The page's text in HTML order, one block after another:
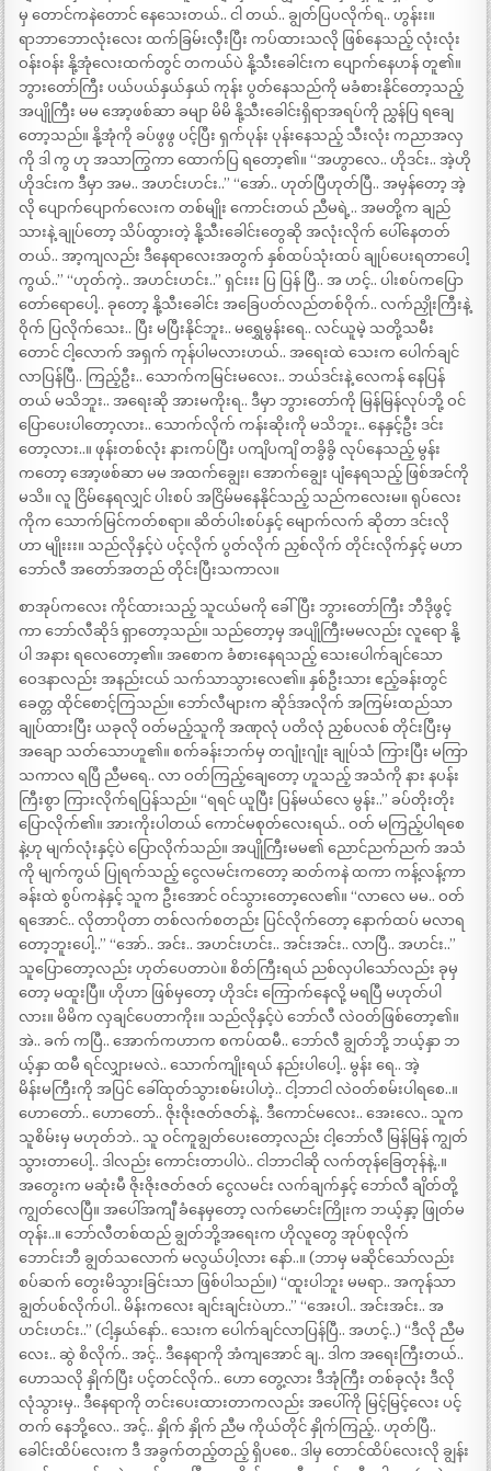
မှ တောင်ကနဲတောင် နေသေးတယ်.. ငါ တယ်.. ချွတ်ပြပလိုက်ရ.. ဟွန်းး။
ရာဘာဘောလုံးလေး ထက်ခြမ်းလှီးပြီး ကပ်ထားသလို ဖြစ်နေသည့် လုံးလုံး
ဝန်းဝန်း နို့အုံလေးထက်တွင် တကယ်ပဲ နို့သီးခေါင်းက ပျောက်နေဟန် တူ၏။
ဘွားတော်ကြီး ပယ်ပယ်နှယ်နှယ် ကုန်း ပွတ်နေသည်ကို မခံစားနိုင်တော့သည့်
အပျိုကြီး မမ အော့ဖစ်ဆာ ခမျာ မိမိ နို့သီးခေါင်းရှိရာအရပ်ကို ညွှန်ပြ ရချေ
တော့သည်။ နို့အုံကို ခပ်ဖွဖွ ပင့်ပြီး ရှက်ပုန်း ပုန်းနေသည့် သီးလုံး ကညာအလှ
ကို ဒါ ကွ ဟု အသာကြွကာ ထောက်ပြ ရတော့၏။ “အဟွာလေ.. ဟိုဒင်း.. အဲ့ဟို
ဟိုဒင်းက ဒီမှာ အမ.. အဟင်းဟင်း..” “အော်.. ဟုတ်ပြီဟုတ်ပြီ.. အမှန်တော့ အဲ့
လို ပျောက်ပျောက်လေးက တစ်မျိုး ကောင်းတယ် ညီမရဲ့.. အမတို့က ချည်
သားနဲ့ ချုပ်တော့ သိပ်ထွားတဲ့ နို့သီးခေါင်းတွေဆို အလုံးလိုက် ပေါ်နေတတ်
တယ်.. အာ့ကျလည်း ဒီနေရာလေးအတွက် နှစ်ထပ်သုံးထပ် ချုပ်ပေးရတာပေါ့
ကွယ်..” “ဟုတ်ကဲ့.. အဟင်းဟင်း..” ရှင်းးး ပြ ပြန် ပြီ.. အ ဟင့်.. ပါးစပ်ကပြော
တော်ရောပေါ့.. ခုတော့ နို့သီးခေါင်း အခြေပတ်လည်တစ်ဝိုက်.. လက်ညှိုးကြီးနဲ့
ဝိုက် ပြလိုက်သေး.. ပြီး မပြီးနိုင်ဘူး.. မရွှေမွန်းရေ.. လင်ယူမဲ့ သတို့သမီး
တောင် ငါ့လောက် အရှက် ကုန်ပါမလားဟယ်.. အရေးထဲ သေးက ပေါက်ချင်
လာပြန်ပြီ.. ကြည့်ဦး.. သောက်ကမြင်းမလေး.. ဘယ်ဒင်းနဲ့ လေကန် နေပြန်
တယ် မသိဘူး.. အရေးဆို အားမကိုးရ.. ဒီမှာ ဘွားတော်ကို မြန်မြန်လုပ်ဘို့ ဝင်
ပြောပေးပါတော့လား.. သောက်လိုက် ကန်းဆိုးကို မသိဘူး.. နေနှင့်ဦး ဒင်း
တော့လား..။ ဖုန်းတစ်လုံး နားကပ်ပြီး ပကျိပကျိ တခွိခွိ လုပ်နေသည့် မွန်း
ကတော့ အော့ဖစ်ဆာ မမ အထက်ချွေး၊ အောက်ချွေး ပျံနေရသည့် ဖြစ်အင်ကို
မသိ။ လူ ငြိမ်နေရလျှင် ပါးစပ် အငြိမ်မနေနိုင်သည့် သည်ကလေးမ။ ရုပ်လေး
ကိုက သောက်မြင်ကတ်စရာ။ ဆိတ်ပါးစပ်နှင့် မျောက်လက် ဆိုတာ ဒင်းလို
ဟာ မျိုးးး။ သည်လိုနှင့်ပဲ ပင့်လိုက် ပွတ်လိုက် ညှစ်လိုက် တိုင်းလိုက်နှင့် မဟာ
ဘော်လီ အတော်အတည် တိုင်းပြီးသကာလ။
စာအုပ်ကလေး ကိုင်ထားသည့် သူငယ်မကို ခေါ်ပြီး ဘွားတော်ကြီး ဘီဒိုဖွင့်
ကာ ဘော်လီဆိုဒ် ရှာတော့သည်။ သည်တော့မှ အပျိုကြီးမမလည်း လူရော နို့
ပါ အနား ရလေတော့၏။ အစောက ခံစားနေရသည့် သေးပေါက်ချင်သော
ဝေဒနာလည်း အနည်းငယ် သက်သာသွားလေ၏။ နှစ်ဦးသား ဧည့်ခန်းတွင်
ခေတ္တ ထိုင်စောင့်ကြသည်။ ဘော်လီများက ဆိုဒ်အလိုက် အကြမ်းထည်သာ
ချုပ်ထားပြီး ယခုလို ဝတ်မည့်သူကို အဏုလုံ ပတိလုံ ညှစ်ပလစ် တိုင်းပြီးမှ
အချော သတ်သောဟူ၏။ စက်ခန်းဘက်မှ တဂျုံးဂျုံး ချုပ်သံ ကြားပြီး မကြာ
သကာလ ရပြီ ညီမရေ.. လာ ဝတ်ကြည့်ချေတော့ ဟူသည့် အသံကို နား နပန်း
ကြီးစွာ ကြားလိုက်ရပြန်သည်။ “ရရင် ယူပြီး ပြန်မယ်လေ မွန်း..” ခပ်တိုးတိုး
ပြောလိုက်၏။ အားကိုးပါတယ် ကောင်မစုတ်လေးရယ်.. ဝတ် မကြည့်ပါရစေ
နဲ့ဟု မျက်လုံးနှင့်ပဲ ပြောလိုက်သည်။ အပျိုကြီးမမ၏ ညောင်ညက်ညက် အသံ
ကို မျက်ကွယ် ပြုရက်သည့် ငွေလမင်းကတော့ ဆတ်ကနဲ ထကာ ကန့်လန့်ကာ
ခန်းထဲ စွပ်ကနဲနှင့် သူက ဦးအောင် ဝင်သွားတော့လေ၏။ “လာလေ မမ.. ဝတ်
ရအောင်.. လိုတာပိုတာ တစ်လက်စတည်း ပြင်လိုက်တော့ နောက်ထပ် မလာရ
တော့ဘူးပေါ့..” “အော်.. အင်း.. အဟင်းဟင်း.. အင်းအင်း.. လာပြီ.. အဟင်း..”
သူပြောတော့လည်း ဟုတ်ပေတာပဲ။ စိတ်ကြီးရယ် ညစ်လှပါသော်လည်း ခုမှ
တော့ မထူးပြီ။ ဟိုဟာ ဖြစ်မှတော့ ဟိုဒင်း ကြောက်နေလို့ မရပြီ မဟုတ်ပါ
လား။ မိမိက လှချင်ပေတာကိုး။ သည်လိုနှင့်ပဲ ဘော်လီ လဲဝတ်ဖြစ်တော့၏။
အဲ.. ခက် ကပြီ.. အောက်ကဟာက စကပ်ထမီ.. ဘော်လီ ချွတ်ဘို့ ဘယ့်နှာ ဘ
ယ့်နှာ ထမီ ရင်လျှားမလဲ.. သောက်ကျိုးရယ် နည်းပါပေါ့.. မွန်း ရေ.. အဲ့
မိန်းမကြီးကို အပြင် ခေါ်ထုတ်သွားစမ်းပါဟဲ့.. ငါ့ဘာငါ လဲဝတ်စမ်းပါရစေ..။
ဟောတော်.. ဟောတော်.. ဇိုးဇိုးဇတ်ဇတ်နဲ့.. ဒီကောင်မလေး.. အေးလေ.. သူက
သူစိမ်းမှ မဟုတ်ဘဲ.. သူ ဝင်ကူချွတ်ပေးတော့လည်း ငါ့ဘော်လီ မြန်မြန် ကျွတ်
သွားတာပေါ့.. ဒါလည်း ကောင်းတာပါပဲ.. ငါဘာငါဆို လက်တုန်ခြေတုန်နဲ့..။
အတွေးက မဆုံးမီ ဇိုးဇိုးဇတ်ဇတ် ငွေလမင်း လက်ချက်နှင့် ဘော်လီ ချိတ်တို့
ကျွတ်လေပြီ။ အပေါ်အကျီ ခံနေမှတော့ လက်မောင်းကြိုးက ဘယ့်နှာ့ ဖြုတ်မ
တုန်း..။ ဘော်လီတစ်ထည် ချွတ်ဘို့အရေးက ဟိုလူတွေ အုပ်စုလိုက်
ဘောင်းဘီ ချွတ်သလောက် မလွယ်ပါ့လား နော်..။ (ဘာမှ မဆိုင်သော်လည်း
စပ်ဆက် တွေးမိသွားခြင်းသာ ဖြစ်ပါသည်။) “ထူးပါဘူး မမရာ.. အကုန်သာ
ချွတ်ပစ်လိုက်ပါ.. မိန်းကလေး ချင်းချင်းပဲဟာ..” “အေးပါ.. အင်းအင်း.. အ
ဟင်းဟင်း..” (ငါ့နှယ်နော်.. သေးက ပေါက်ချင်လာပြန်ပြီ.. အဟင့်..) “ဒီလို ညီမ
လေး.. ဆွဲ စိလိုက်.. အင့်.. ဒီနေရာကို အံကျအောင် ချ.. ဒါက အရေးကြီးတယ်..
ဟောသလို နှိုက်ပြီး ပင့်တင်လိုက်.. ဟော တွေ့လား ဒီအုံကြီး တစ်ခုလုံး ဒီလို
လုံသွားမှ.. ဒီနေရာကို တင်းပေးထားတာကလည်း အပေါ်ကို မြင့်မြင့်လေး ပင့်
တက် နေဘို့လေ.. အင့်.. နှိုက် နှိုက် ညီမ ကိုယ်တိုင် နှိုက်ကြည့်.. ဟုတ်ပြီ..
ခေါင်းထိပ်လေးက ဒီ အခွက်တည့်တည့် ရှိပစေ.. ဒါမှ တောင်ထိပ်လေးလို ချွန်း